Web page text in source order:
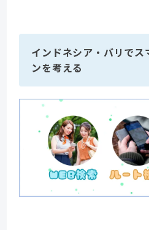
インドネシア・バリでス
ンを考える